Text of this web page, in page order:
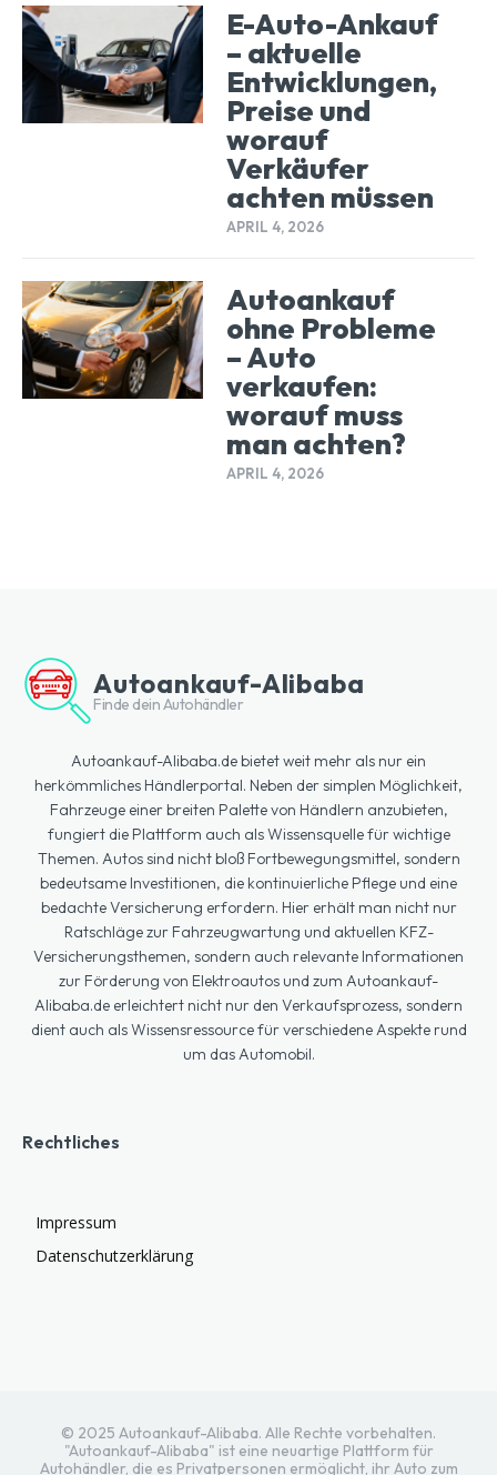
E-Auto-Ankauf
– aktuelle
Entwicklungen,
Preise und
worauf
Verkäufer
achten müssen
APRIL 4, 2026
Autoankauf
ohne Probleme
– Auto
verkaufen:
worauf muss
man achten?
APRIL 4, 2026
Autoankauf-Alibaba
Finde dein Autohändler
Autoankauf-Alibaba.de bietet weit mehr als nur ein
herkömmliches Händlerportal. Neben der simplen Möglichkeit,
Fahrzeuge einer breiten Palette von Händlern anzubieten,
fungiert die Plattform auch als Wissensquelle für wichtige
Themen. Autos sind nicht bloß Fortbewegungsmittel, sondern
bedeutsame Investitionen, die kontinuierliche Pflege und eine
bedachte Versicherung erfordern. Hier erhält man nicht nur
Ratschläge zur Fahrzeugwartung und aktuellen KFZ-
Versicherungsthemen, sondern auch relevante Informationen
zur Förderung von Elektroautos und zum Autoankauf-
Alibaba.de erleichtert nicht nur den Verkaufsprozess, sondern
dient auch als Wissensressource für verschiedene Aspekte rund
um das Automobil.
Rechtliches
Impressum
Datenschutzerklärung
© 2025 Autoankauf-Alibaba. Alle Rechte vorbehalten.
"Autoankauf-Alibaba" ist eine neuartige Plattform für
Autohändler, die es Privatpersonen ermöglicht, ihr Auto zum